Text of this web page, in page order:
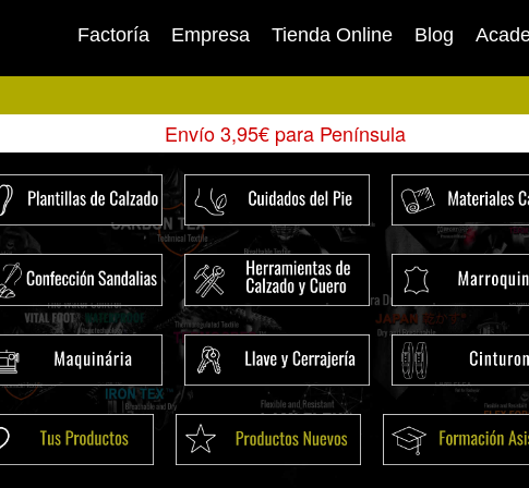
Factoría Empresa Tienda Online Blog
Envío 3,95€ para Península